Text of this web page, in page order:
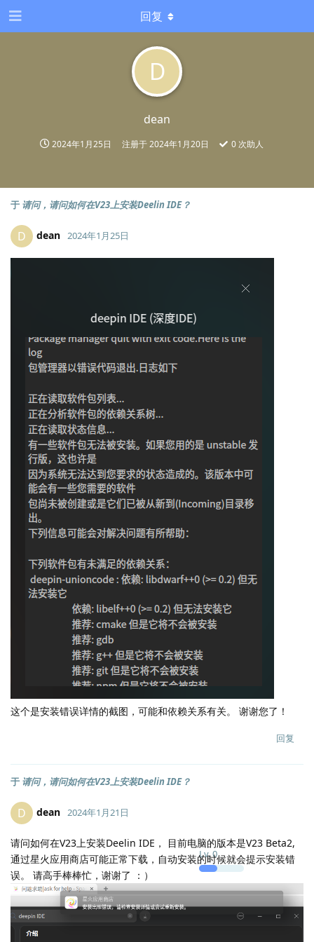
D
dean
2024年1月25日 注册于2024年1月20日 0 次助人
回复
于 请问，请问如何在V23上安装Deelin IDE？
D dean 2024年1月25日
这个是安装错误详情的截图，可能和依赖关系有关。 谢谢您了！
回复
于 请问，请问如何在V23上安装Deelin IDE？
D dean
Lv.0
2024年1月21日
请问如何在V23上安装Deelin IDE， 目前电脑的版本是V23 Beta2,
通过星火应用商店可能正常下载，自动安装的时候就会提示安装错
误。 请高手棒棒忙，谢谢了 ：）